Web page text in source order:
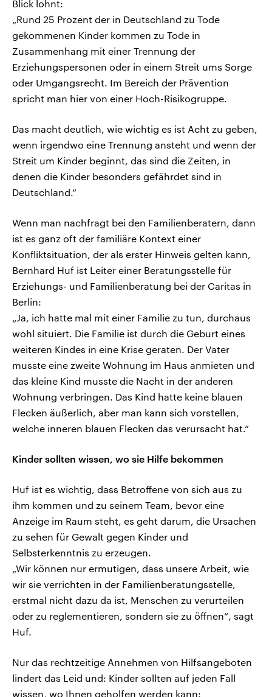
Blick lohnt:
„Rund 25 Prozent der in Deutschland zu Tode
gekommenen Kinder kommen zu Tode in
Zusammenhang mit einer Trennung der
Erziehungspersonen oder in einem Streit ums Sorge
oder Umgangsrecht. Im Bereich der Prävention
spricht man hier von einer Hoch-Risikogruppe.
Das macht deutlich, wie wichtig es ist Acht zu geben,
wenn irgendwo eine Trennung ansteht und wenn der
Streit um Kinder beginnt, das sind die Zeiten, in
denen die Kinder besonders gefährdet sind in
Deutschland.“
Wenn man nachfragt bei den Familienberatern, dann
ist es ganz oft der familiäre Kontext einer
Konfliktsituation, der als erster Hinweis gelten kann,
Bernhard Huf ist Leiter einer Beratungsstelle für
Erziehungs- und Familienberatung bei der Caritas in
Berlin:
„Ja, ich hatte mal mit einer Familie zu tun, durchaus
wohl situiert. Die Familie ist durch die Geburt eines
weiteren Kindes in eine Krise geraten. Der Vater
musste eine zweite Wohnung im Haus anmieten und
das kleine Kind musste die Nacht in der anderen
Wohnung verbringen. Das Kind hatte keine blauen
Flecken äußerlich, aber man kann sich vorstellen,
welche inneren blauen Flecken das verursacht hat.“
Kinder sollten wissen, wo sie Hilfe bekommen
Huf ist es wichtig, dass Betroffene von sich aus zu
ihm kommen und zu seinem Team, bevor eine
Anzeige im Raum steht, es geht darum, die Ursachen
zu sehen für Gewalt gegen Kinder und
Selbsterkenntnis zu erzeugen.
„Wir können nur ermutigen, dass unsere Arbeit, wie
wir sie verrichten in der Familienberatungsstelle,
erstmal nicht dazu da ist, Menschen zu verurteilen
oder zu reglementieren, sondern sie zu öffnen“, sagt
Huf.
Nur das rechtzeitige Annehmen von Hilfsangeboten
lindert das Leid und: Kinder sollten auf jeden Fall
wissen, wo Ihnen geholfen werden kann: